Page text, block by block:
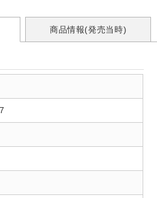
商品情報(発売当時)